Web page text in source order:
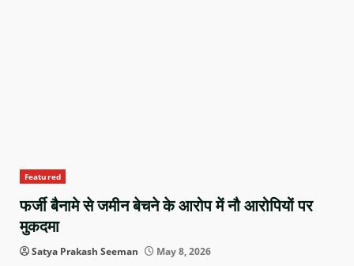
Featured
फर्जी बैनामे से जमीन बेचने के आरोप में नौ आरोपियों पर
मुकदमा
Satya Prakash Seeman May 8, 2026